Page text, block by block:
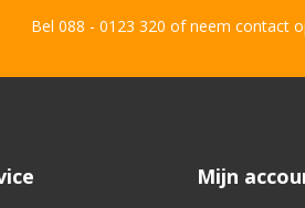
Bel 088 - 0123 320 of neem contact
Mijn